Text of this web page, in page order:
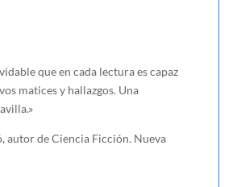
que en cada lectura es capaz
matices y hallazgos. Una
autor de Ciencia Ficción. Nueva